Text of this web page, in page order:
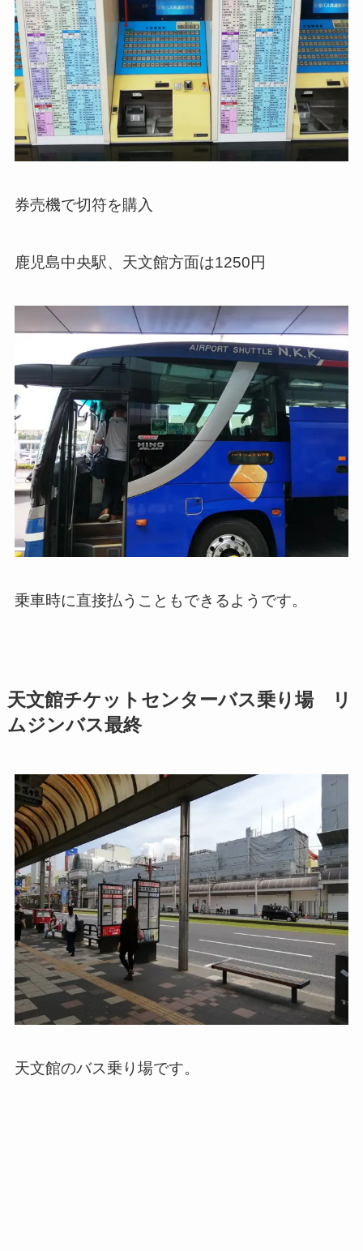
券売機で切符を購入
鹿児島中央駅、天文館方面は1250円
乗車時に直接払うこともできるようです。
天文館チケットセンターバス乗り場 リ
ムジンバス最終
天文館のバス乗り場です。